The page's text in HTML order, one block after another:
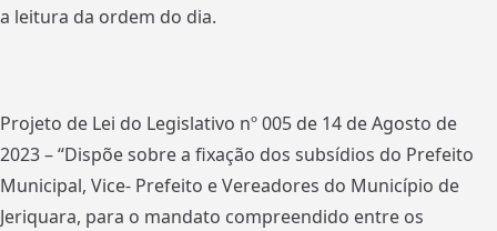
a leitura da ordem do dia.
Projeto de Lei do Legislativo nº 005 de 14 de Agosto de
2023 – “Dispõe sobre a fixação dos subsídios do Prefeito
Municipal, Vice- Prefeito e Vereadores do Município de
Jeriquara, para o mandato compreendido entre os